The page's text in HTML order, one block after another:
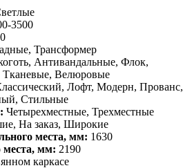
3500
Трансформер
Антивандальные, Флок,
Тканевые, Велюровые
Лофт, Модерн, Прованс,
Стильные
Четырехместные, Трехместные
На заказ, Широкие
места, мм: 1630
места, мм: 2190
каркасе